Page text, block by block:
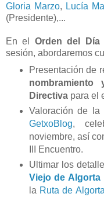
Gloria Marzo, Lucía
(Presidente),...
En el Orden del
sesión, abordaremos
Presentación de
Directiva para el
Valoración de la
GetxoBlog,
noviembre, así
III Encuentro.
Ultimar los
Viejo de Algorta
la Ruta de Algorta